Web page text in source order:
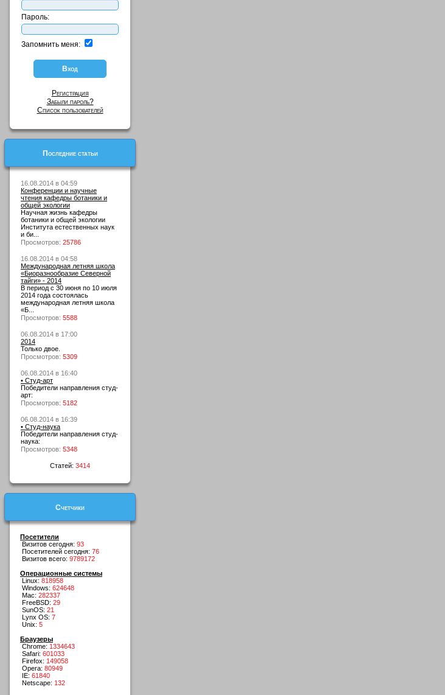
Пароль:
Запомнить меня:
Регистрация
Забыли пароль?
Список пользователей
Последние статьи
16.08.2014 в 04:59
Конференции и научные
чтения кафедры ботаники и
общей экологии
Научная жизнь кафедры
ботаники и общей экологии
Института естественных наук
и би...
Просмотров: 25786
16.08.2014 в 04:58
Международная летняя школа
«Биоразнообразие Северной
тайги» - 2014
В период с 30 июня по 10 июля
2014 года состоялась
международная летняя школа
«Б...
Просмотров: 5588
06.08.2014 в 17:00
2014
Только двое.
Просмотров: 5309
06.08.2014 в 16:40
• Студ-арт
Победители направления студ-
арт:
Просмотров: 5182
06.08.2014 в 16:39
• Студ-наука
Победители направления студ-
наука:
Просмотров: 5348
Статей: 3414
Счетчики
Посетители
Визитов сегодня: 93
Посетителей сегодня: 76
Визитов всего: 9789172
Операционные системы
Linux: 818958
Windows: 624648
Mac: 282337
FreeBSD: 29
SunOS: 21
Lynx OS: 7
Unix: 5
Браузеры
Chrome: 1334643
Safari: 601033
Firefox: 149058
Opera: 80949
IE: 61840
Netscape: 132